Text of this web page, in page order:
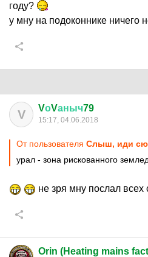
году?
у мну на подоконнике ничего
V VоVаныч79
15:17, 04.06.2018
От пользователя Слыш, иди
урал - зона рискованного
не зря мну послал всех
Orin (Heating mains